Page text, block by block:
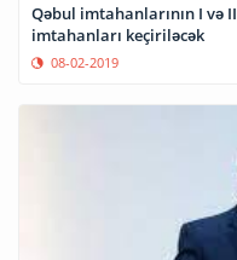
Qəbul imtahanlarının I və II mərhələsi üzrə onlayn sınaq
imtahanları keçiriləcək
08-02-2019